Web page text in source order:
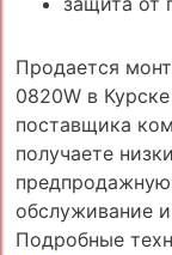
Продается
0820W в
поставщика
получаете
предпродажную
обслуживание
Подробные